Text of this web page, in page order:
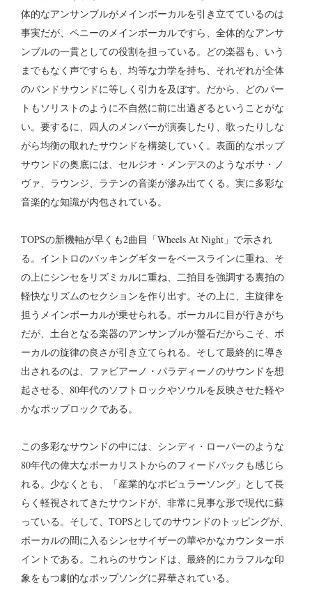
体的なアンサンブルがメインボーカルを引き立てているのは
事実だが、ペニーのメインボーカルですら、全体的なアンサ
ンブルの一貫としての役割を担っている。どの楽器も、いう
までもなく声ですらも、均等な力学を持ち、それぞれが全体
のバンドサウンドに等しく引力を及ぼす。だから、どのパー
トもソリストのように不自然に前に出過ぎるということがな
い。要するに、四人のメンバーが演奏したり、歌ったりしな
がら均衡の取れたサウンドを構築していく。表面的なポップ
サウンドの奥底には、セルジオ・メンデスのようなボサ・ノ
ヴァ、ラウンジ、ラテンの音楽が滲み出てくる。実に多彩な
音楽的な知識が内包されている。
TOPSの新機軸が早くも2曲目「Wheels At Night」で示され
る。イントロのバッキングギターをベースラインに重ね、そ
の上にシンセをリズミカルに重ね、二拍目を強調する裏拍の
軽快なリズムのセクションを作り出す。その上に、主旋律を
担うメインボーカルが乗せられる。ボーカルに目が行きがち
だが、土台となる楽器のアンサンブルが盤石だからこそ、ボ
ーカルの旋律の良さが引き立てられる。そして最終的に導き
出されるのは、ファビアーノ・パラディーノのサウンドを想
起させる、80年代のソフトロックやソウルを反映させた軽や
かなポップロックである。
この多彩なサウンドの中には、シンディ・ローパーのような
80年代の偉大なボーカリストからのフィードバックも感じら
れる。少なくとも、「産業的なポピュラーソング」として長
らく軽視されてきたサウンドが、非常に見事な形で現代に蘇
っている。そして、TOPSとしてのサウンドのトッピングが、
ボーカルの間に入るシンセサイザーの華やかなカウンターポ
イントである。これらのサウンドは、最終的にカラフルな印
象をもつ劇的なポップソングに昇華されている。